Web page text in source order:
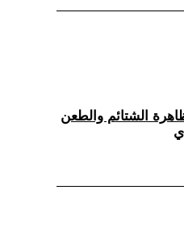
ظاهرة الشتائم والطعن